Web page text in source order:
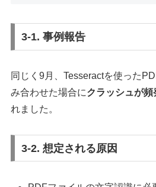
3-1. 事例報告
同じく9月、Tesseractを使った
み合わせた場合にクラッシュが頻
れました。
3-2. 想定される原因